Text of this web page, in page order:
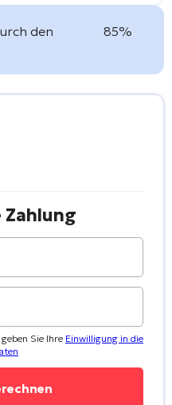
den
85%
Zahlung
Sie Ihre Einwilligung in die